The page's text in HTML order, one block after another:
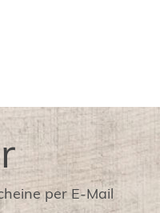
per E-Mail